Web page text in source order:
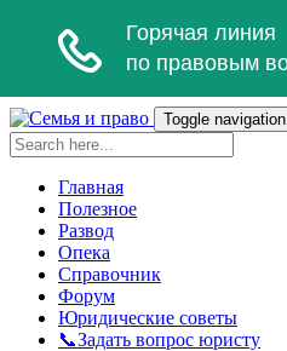
Toggle navigation
Главная
Полезное
Развод
Опека
Справочник
Форум
Юридические советы
📞Задать вопрос юристу